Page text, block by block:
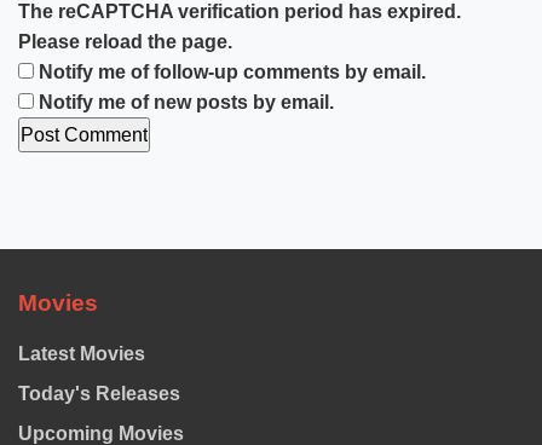
The reCAPTCHA verification period has expired.
Please reload the page.
Notify me of follow-up comments by email.
Notify me of new posts by email.
Movies
Latest Movies
Today's Releases
Upcoming Movies